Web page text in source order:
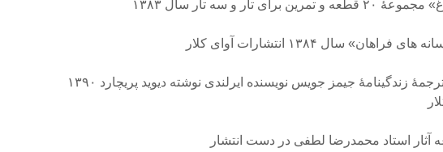
تار و سه تار سال ۱۳۸۳
سال ۱۳۸۴ انتشارات آوای کلار
«جیمز جویس» ترجمۀ زندگینامۀ جیمز جویس نویسنده ایرلندی نوشته دیوید پریچارد ۱۳۹۰
آثار استاد محمدرضا لطفی در دست انتشار